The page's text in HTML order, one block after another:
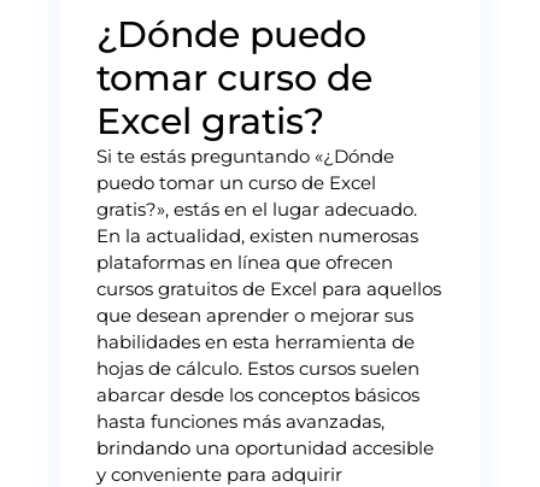
¿Dónde puedo
tomar curso de
Excel gratis?
Si te estás preguntando «¿Dónde
puedo tomar un curso de Excel
gratis?», estás en el lugar adecuado.
En la actualidad, existen numerosas
plataformas en línea que ofrecen
cursos gratuitos de Excel para aquellos
que desean aprender o mejorar sus
habilidades en esta herramienta de
hojas de cálculo. Estos cursos suelen
abarcar desde los conceptos básicos
hasta funciones más avanzadas,
brindando una oportunidad accesible
y conveniente para adquirir